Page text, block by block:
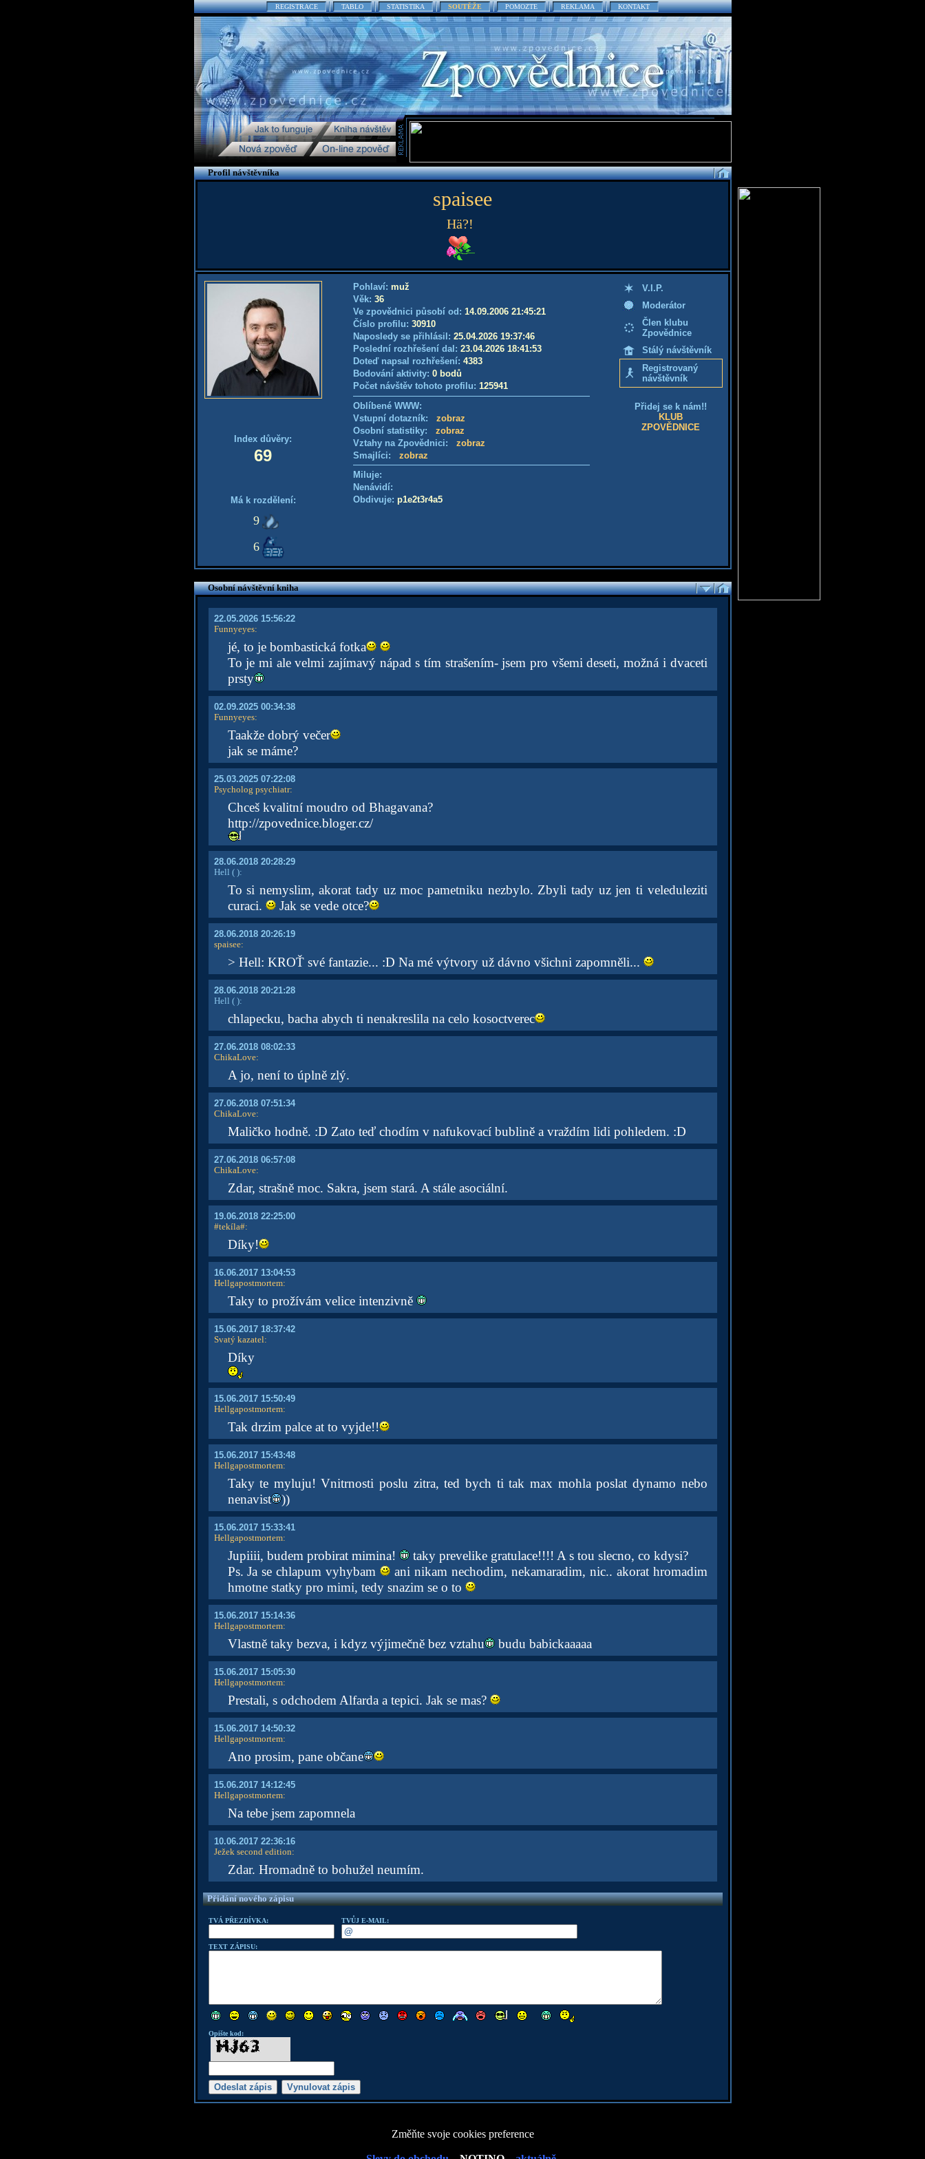
REGISTRACE TABLO STATISTIKA SOUTĚŽE POMOZTE REKLAMA KONTAKT
Profil návštěvníka
spaisee
Hä?!
Index důvěry:
69
Má k rozdělení:
9
6
Pohlaví: muž
Věk: 36
Ve zpovědnici působí od: 14.09.2006 21:45:21
Číslo profilu: 30910
Naposledy se přihlásil: 25.04.2026 19:37:46
Poslední rozhřešení dal: 23.04.2026 18:41:53
Doteď napsal rozhřešení: 4383
Bodování aktivity: 0 bodů
Počet návštěv tohoto profilu: 125941
Oblíbené WWW:
Vstupní dotazník: zobraz
Osobní statistiky: zobraz
Vztahy na Zpovědnici: zobraz
Smajlíci: zobraz
Miluje:
Nenávidí:
Obdivuje: p1e2t3r4a5
V.I.P.
Moderátor
Člen klubu
Zpovědnice
Stálý návštěvník
Registrovaný
návštěvník
Přidej se k nám!!
KLUB
ZPOVĚDNICE
Osobní návštěvní kniha
22.05.2026 15:56:22
Funnyeyes:
jé, to je bombastická fotka
To je mi ale velmi zajímavý nápad s tím strašením- jsem pro všemi deseti, možná i dvaceti
prsty
02.09.2025 00:34:38
Funnyeyes:
Taakže dobrý večer
jak se máme?
25.03.2025 07:22:08
Psycholog psychiatr:
Chceš kvalitní moudro od Bhagavana?
http://zpovednice.bloger.cz/
28.06.2018 20:28:29
Hell ( ):
To si nemyslim, akorat tady uz moc pametniku nezbylo. Zbyli tady uz jen ti veleduleziti
curaci.
Jak se vede otce?
28.06.2018 20:26:19
spaisee:
> Hell: KROŤ své fantazie... :D Na mé výtvory už dávno všichni zapomněli...
28.06.2018 20:21:28
Hell ( ):
chlapecku, bacha abych ti nenakreslila na celo kosoctverec
27.06.2018 08:02:33
ChikaLove:
A jo, není to úplně zlý.
27.06.2018 07:51:34
ChikaLove:
Maličko hodně. :D Zato teď chodím v nafukovací bublině a vraždím lidi pohledem. :D
27.06.2018 06:57:08
ChikaLove:
Zdar, strašně moc. Sakra, jsem stará. A stále asociální.
19.06.2018 22:25:00
#tekíla#:
Díky!
16.06.2017 13:04:53
Hellgapostmortem:
Taky to prožívám velice intenzivně
15.06.2017 18:37:42
Svatý kazatel:
Díky
15.06.2017 15:50:49
Hellgapostmortem:
Tak drzim palce at to vyjde!!
15.06.2017 15:43:48
Hellgapostmortem:
Taky te myluju! Vnitrnosti poslu zitra, ted bych ti tak max mohla poslat dynamo nebo
nenavist
))
15.06.2017 15:33:41
Hellgapostmortem:
Jupiiii, budem probirat mimina!
taky prevelike gratulace!!!! A s tou slecno, co kdysi?
Ps. Ja se chlapum vyhybam
ani nikam nechodim, nekamaradim, nic.. akorat hromadim
hmotne statky pro mimi, tedy snazim se o to
15.06.2017 15:14:36
Hellgapostmortem:
Vlastně taky bezva, i kdyz výjimečně bez vztahu budu babickaaaaa
15.06.2017 15:05:30
Hellgapostmortem:
Prestali, s odchodem Alfarda a tepici. Jak se mas?
15.06.2017 14:50:32
Hellgapostmortem:
Ano prosim, pane občane
15.06.2017 14:12:45
Hellgapostmortem:
Na tebe jsem zapomnela
10.06.2017 22:36:16
Ježek second edition:
Zdar. Hromadně to bohužel neumím.
Přidání nového zápisu
TVÁ PŘEZDÍVKA: TVŮJ E-MAIL:
TEXT ZÁPISU:
Opište kod:
Změňte svoje cookies preference